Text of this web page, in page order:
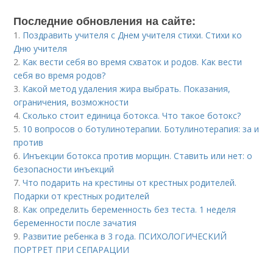
Последние обновления на сайте:
1. Поздравить учителя с Днем учителя стихи. Стихи ко
Дню учителя
2. Как вести себя во время схваток и родов. Как вести
себя во время родов?
3. Какой метод удаления жира выбрать. Показания,
ограничения, возможности
4.Сколько стоит единица ботокса. Что такое ботокс?
5. 10 вопросов о ботулинотерапии. Ботулинотерапия: за и
против
6. Инъекции ботокса против морщин. Ставить или нет: о
безопасности инъекций
7.Что подарить на крестины от крестных родителей.
Подарки от крестных родителей
8. Как определить беременность без теста. 1 неделя
беременности после зачатия
9. Развитие ребенка в 3 года. ПСИХОЛОГИЧЕСКИЙ
ПОРТРЕТ ПРИ СЕПАРАЦИИ